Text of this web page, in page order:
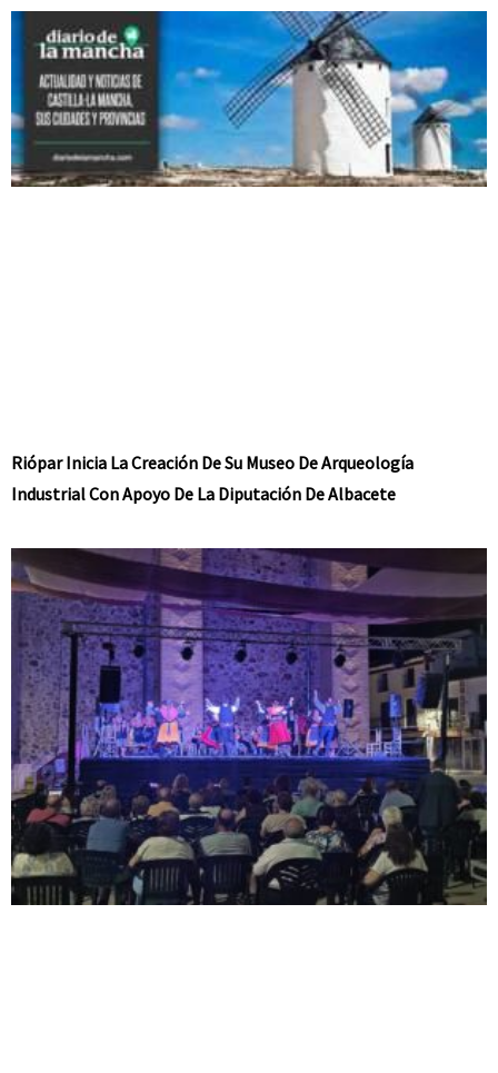
Riópar Inicia La Creación De Su Museo De Arqueología
Industrial Con Apoyo De La Diputación De Albacete